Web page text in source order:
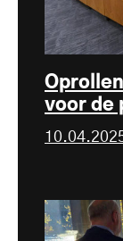
voor de